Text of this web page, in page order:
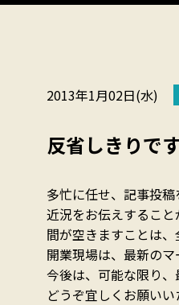
2013年1月02日(水)
反省しきりで
多忙に任せ、記事投稿
近況をお伝えすること
間が空きますことは、全
開業現場は、最新のマ
今後は、可能な限り、
どうぞ宜しくお願いい